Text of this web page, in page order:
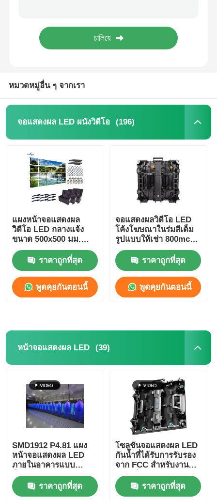
หน้าจอแสดงผล LED
หน้าจอแสดงคอนเสิร์ต
ผนังวิดีโอ LED COB
หน้าจอ LED SMD
บอร์ดจอ LED นอก
หมวดหมู่อื่น ๆ จากเรา
จอแสดงผล LED ผนังวิดีโอ (196)
แผงหน้าจอแสดงผล
วิดีโอ LED กลางแจ้ง
ขนาด 500x500 มม.
P3.91
ราคาถูกที่สุด
พูดคุยกันตอนนี้
จอแสดงผลวิดีโอ LED
โค้งโฆษณาในร่มสีเต็ม
รูปแบบให้เช่า 800mcd-
1000mcd
ราคาถูกที่สุด
พูดคุยกันตอนนี้
หน้าจอแสดงผล LED (39)
SMD1912 P4.81 แผง
หน้าจอแสดงผล LED
ภายในอาคารแบบ
ยืดหยุ่นสำหรับเช่า
สำหรับงานโฆษณา
ราคาถูกที่สุด
โซลูชันจอแสดงผล LED
กันน้ำที่ได้รับการรับรอง
จาก FCC สำหรับงาน
อีเวนต์ ขนาด 500 มม. *
1000 มม.ราคาถูกที่สุด